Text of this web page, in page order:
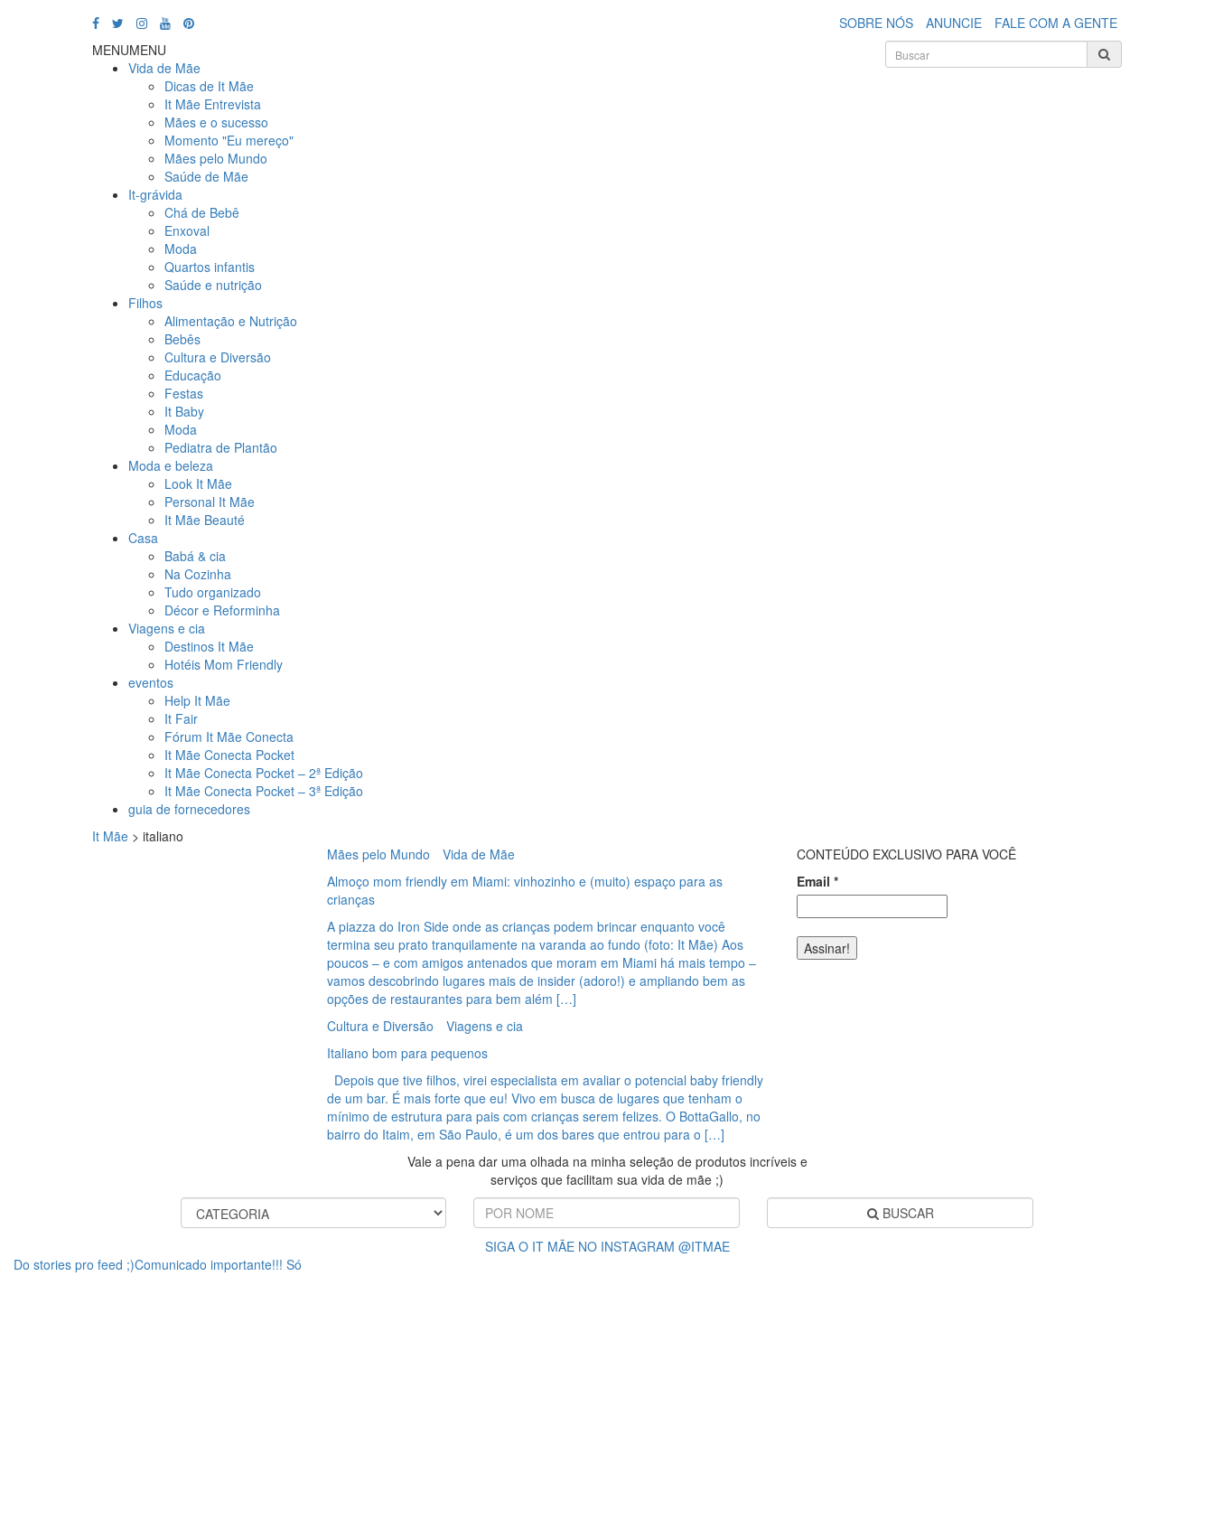
SOBRE NÓS ANUNCIE
FALE COM A GENTE
MENUMENU
Vida de Mãe
Dicas de It Mãe
It Mãe Entrevista
Mães e o sucesso
Momento "Eu mereço"
Mães pelo Mundo
Saúde de Mãe
It-grávida
Chá de Bebê
Enxoval
Moda
Quartos infantis
Saúde e nutrição
Filhos
Alimentação e Nutrição
Bebês
Cultura e Diversão
Educação
Festas
It Baby
Moda
Pediatra de Plantão
Moda e beleza
Look It Mãe
Personal It Mãe
It Mãe Beauté
Casa
Babá & cia
Na Cozinha
Tudo organizado
Décor e Reforminha
Viagens e cia
Destinos It Mãe
Hotéis Mom Friendly
eventos
Help It Mãe
It Fair
Fórum It Mãe Conecta
It Mãe Conecta Pocket
It Mãe Conecta Pocket – 2ª Edição
It Mãe Conecta Pocket – 3ª Edição
guia de fornecedores
It Mãe > italiano
Mães pelo Mundo
Vida de Mãe
Almoço mom friendly em Miami: vinhozinho e (muito) espaço para as
crianças
A piazza do Iron Side onde as crianças podem brincar enquanto você
termina seu prato tranquilamente na varanda ao fundo (foto: It Mãe) Aos
poucos – e com amigos antenados que moram em Miami há mais tempo –
vamos descobrindo lugares mais de insider (adoro!) e ampliando bem as
opções de restaurantes para bem além […]
Cultura e Diversão
Viagens e cia
Italiano bom para pequenos
Depois que tive filhos, virei especialista em avaliar o potencial baby friendly
de um bar. É mais forte que eu! Vivo em busca de lugares que tenham o
mínimo de estrutura para pais com crianças serem felizes. O BottaGallo, no
bairro do Itaim, em São Paulo, é um dos bares que entrou para o […]
CONTEÚDO EXCLUSIVO PARA VOCÊ
Email *
Vale a pena dar uma olhada na minha seleção de produtos incríveis e
serviços que facilitam sua vida de mãe ;)
BUSCAR
SIGA O IT MÃE NO INSTAGRAM @ITMAE
Do stories pro feed ;)Comunicado importante!!! Só